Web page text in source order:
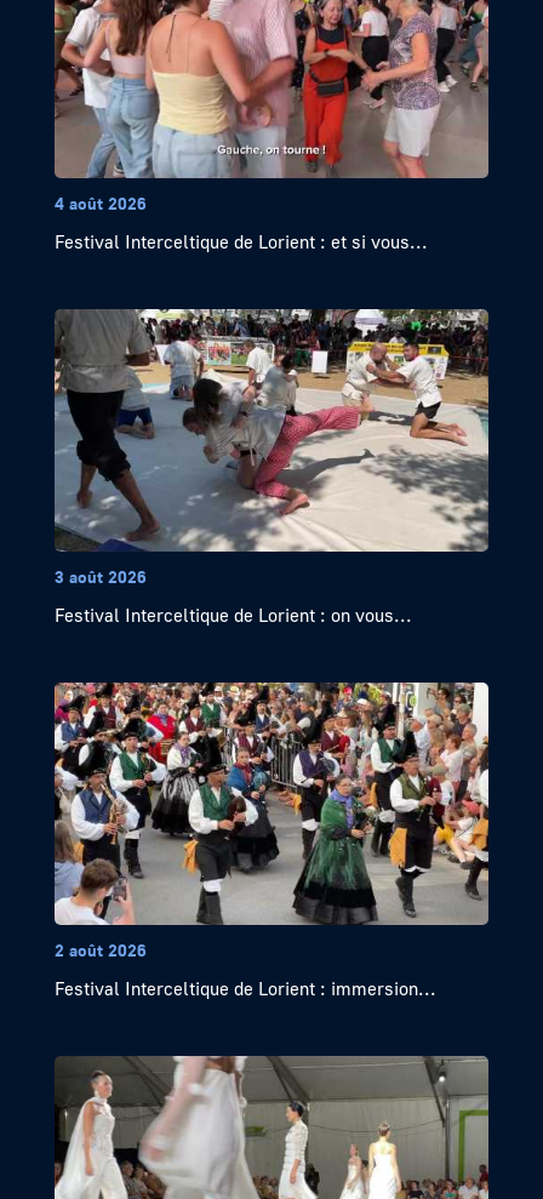
4 août 2026
Festival Interceltique de Lorient : et si vous...
3 août 2026
Festival Interceltique de Lorient : on vous...
2 août 2026
Festival Interceltique de Lorient : immersion...